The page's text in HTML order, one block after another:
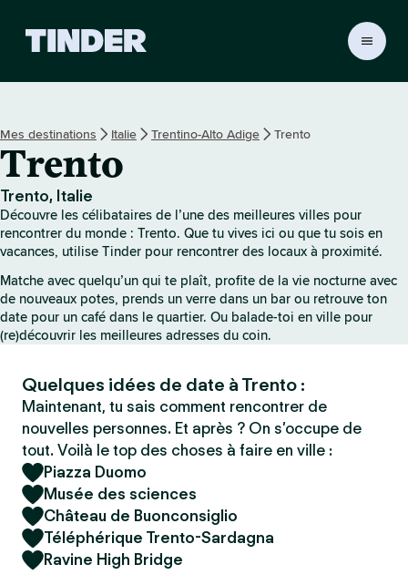
i
n
d
e
Mes destinations Italie Trentino-Alto Adige Trento
Trento
Trento, Italie
Découvre les célibataires de l’une des meilleures villes pour
rencontrer du monde : Trento. Que tu vives ici ou que tu sois en
vacances, utilise Tinder pour rencontrer des locaux à proximité.
Matche avec quelqu’un qui te plaît, profite de la vie nocturne avec
de nouveaux potes, prends un verre dans un bar ou retrouve ton
date pour un café dans le quartier. Ou balade-toi en ville pour
(re)découvrir les meilleures adresses du coin.
Quelques idées de date à Trento :
Maintenant, tu sais comment rencontrer de
nouvelles personnes. Et après ? On s’occupe de
tout. Voilà le top des choses à faire en ville :
Piazza Duomo
Musée des sciences
Château de Buonconsiglio
Téléphérique Trento-Sardagna
Ravine High Bridge